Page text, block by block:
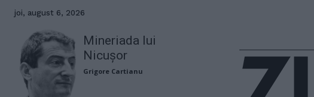
joi, august 6, 2026
Mineriada lui
Nicușor
Grigore Cartianu